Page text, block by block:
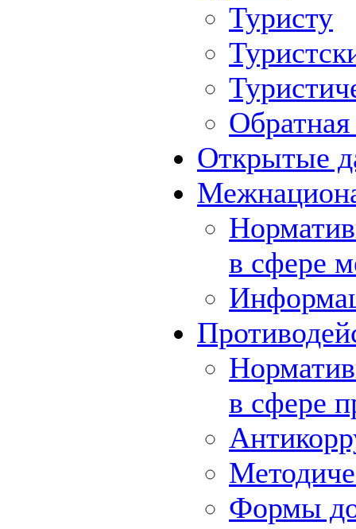
Туристу
Обратная
Открытые
в сфере
в сфере
Формы